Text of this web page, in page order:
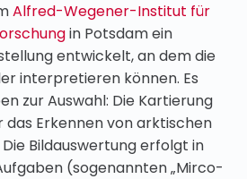
Alfred-Wegener-Institut für
in Potsdam ein
entwickelt, an dem die
interpretieren können. Es
zur Auswahl: Die Kartierung
das Erkennen von arktischen
Bildauswertung erfolgt in
(sogenannten „Mirco-